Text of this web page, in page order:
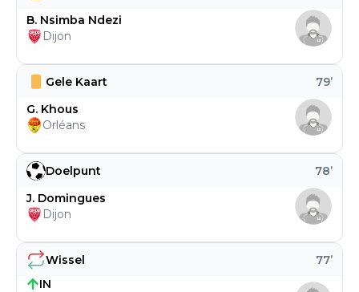
Wissel 77’
IN
Doelpunt 78’
J. Domingues
Dijon
Gele Kaart 79’
G. Khous
Orléans
B. Nsimba Ndezi
Dijon